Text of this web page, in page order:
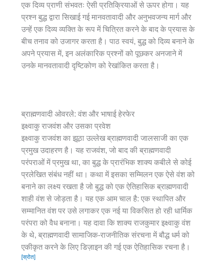
एक दिव्य प्राणी संभवतः ऐसी प्रतिक्रियाओं से ऊपर होगा। यह
प्रश्न बुद्ध द्वारा सिखाई गई मानवतावादी और अनुभवजन्य मार्ग और
उन्हें एक दिव्य व्यक्ति के रूप में चित्रित करने के बाद के प्रयास के
बीच तनाव को उजागर करता है। पाठ स्वयं, बुद्ध को दिव्य बनाने के
अपने प्रयास में, इन अलंकारिक प्रश्नों को पूछकर अनजाने में
उनके मानवतावादी दृष्टिकोण को रेखांकित करता है।
ब्राह्मणवादी ओवरले: वंश और भाषाई हेरफेर
इक्ष्वाकु राजवंश और उसका प्रवेश
इक्ष्वाकु राजवंश का झूठा उल्लेख ब्राह्मणवादी जालसाजी का एक
प्रमुख उदाहरण है। यह राजवंश, जो बाद की ब्राह्मणवादी
परंपराओं में प्रमुख था, का बुद्ध के प्रारंभिक शाक्य कबीले से कोई
प्रलेखित संबंध नहीं था। कथा में इसका सम्मिलन एक ऐसे वंश को
बनाने का लक्ष्य रखता है जो बुद्ध को एक ऐतिहासिक ब्राह्मणवादी
शाही वंश से जोड़ता है। यह एक आम चाल है: एक स्थापित और
सम्मानित वंश पर उसे लगाकर एक नई या विकसित हो रही धार्मिक
परंपरा को वैध बनाना। यह दावा कि शाक्य राजकुमार इक्ष्वाकु वंश
के थे, ब्राह्मणवादी सामाजिक-राजनीतिक संरचना में बौद्ध धर्म को
एकीकृत करने के लिए डिज़ाइन की गई एक ऐतिहासिक रचना है।
[स्रोत]